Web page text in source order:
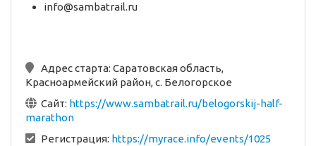
info@sambatrail.ru
Адрес старта: Саратовская область,
Красноармейский район, c. Белогорское
Сайт: https://www.sambatrail.ru/belogorskij-half-
marathon
Регистрация: https://myrace.info/events/1025